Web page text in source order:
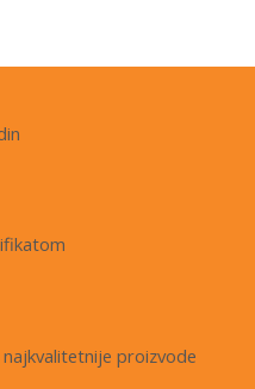
proizvode